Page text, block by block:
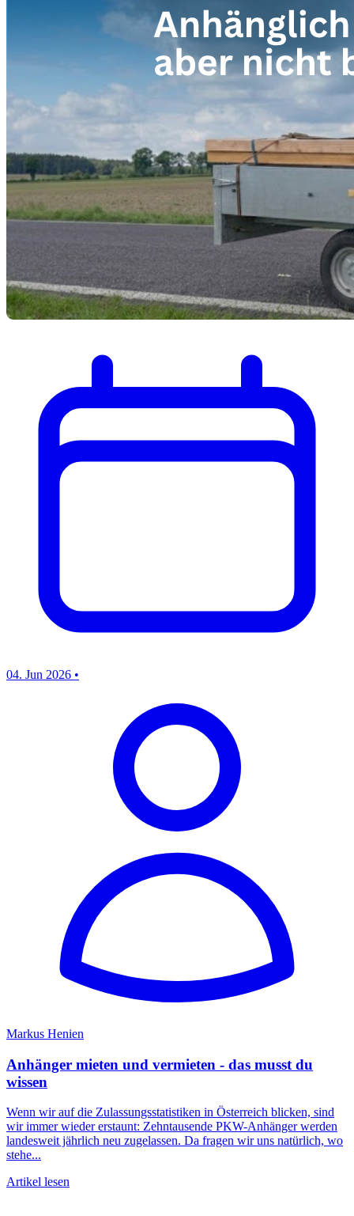
04. Jun 2026 •
Markus Henien
Anhänger mieten und vermieten - das musst du
wissen
Wenn wir auf die Zulassungsstatistiken in Österreich blicken, sind
wir immer wieder erstaunt: Zehntausende PKW-Anhänger werden
landesweit jährlich neu zugelassen. Da fragen wir uns natürlich, wo
stehe...
Artikel lesen